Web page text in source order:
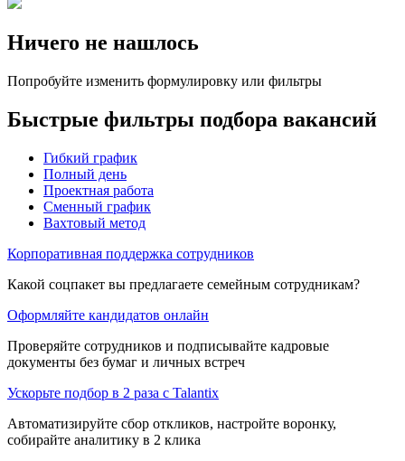
Ничего не нашлось
Попробуйте изменить формулировку или фильтры
Быстрые фильтры подбора вакансий
Гибкий график
Полный день
Проектная работа
Сменный график
Вахтовый метод
Корпоративная поддержка сотрудников
Какой соцпакет вы предлагаете семейным сотрудникам?
Оформляйте кандидатов онлайн
Проверяйте сотрудников и подписывайте кадровые
документы без бумаг и личных встреч
Ускорьте подбор в 2 раза с Talantix
Автоматизируйте сбор откликов, настройте воронку,
собирайте аналитику в 2 клика